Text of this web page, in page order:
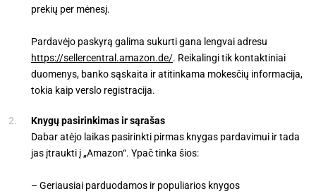
prekių per mėnesį.
Pardavėjo paskyrą galima sukurti gana lengvai adresu
https://sellercentral.amazon.de/. Reikalingi tik kontaktiniai
duomenys, banko sąskaita ir atitinkama mokesčių informacija,
tokia kaip verslo registracija.
Knygų pasirinkimas ir sąrašas
Dabar atėjo laikas pasirinkti pirmas knygas pardavimui ir tada
jas įtraukti į „Amazon“. Ypač tinka šios:
– Geriausiai parduodamos ir populiarios knygos